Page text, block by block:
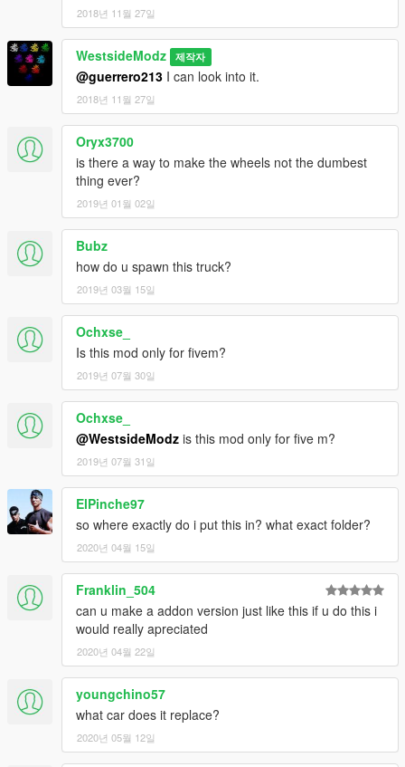
2018년 11월 27일
WestsideModz 제작자
@guerrero213 I can look into it.
2018년 11월 27일
Oryx3700
is there a way to make the wheels not the dumbest
thing ever?
2019년 01월 02일
Bubz
how do u spawn this truck?
2019년 03월 15일
Ochxse_
Is this mod only for fivem?
2019년 07월 30일
Ochxse_
@WestsideModz is this mod only for five m?
2019년 07월 31일
ElPinche97
so where exactly do i put this in? what exact folder?
2020년 04월 15일
Franklin_504
can u make a addon version just like this if u do this i
would really apreciated
2020년 04월 22일
youngchino57
what car does it replace?
2020년 05월 12일